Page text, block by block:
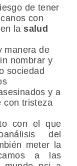
de tener
con
en lasalud
manera de
nombrar y
sociedad
y a
con tristeza
con el que
del
meter la
a las